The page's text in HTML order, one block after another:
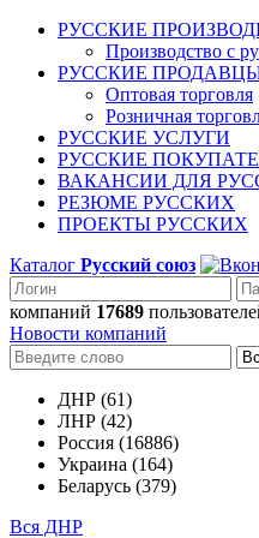
РУССКИЕ
Производство с
РУССКИЕ
Оптовая торговля
Розничная
РУССКИЕ УСЛУГИ
РУССКИЕ
ВАКАНСИИ ДЛЯ
РЕЗЮМЕ РУССКИХ
ПРОЕКТЫ РУССКИХ
Каталог Русский союз
компаний 17689
Новости компаний
ДНР (61)
ЛНР (42)
Россия (16886)
Украина (164)
Беларусь (379)
Вся ДНР